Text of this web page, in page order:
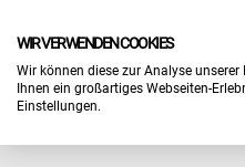
WIR VERWENDEN COOKIES
Wir können diese zur Analyse
Ihnen ein großartiges Webseiten-
Einstellungen.